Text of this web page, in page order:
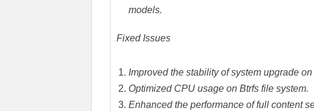
models.
Fixed Issues
Improved the stability of system upgrade
Optimized CPU usage on Btrfs file system.
Enhanced the performance of full content